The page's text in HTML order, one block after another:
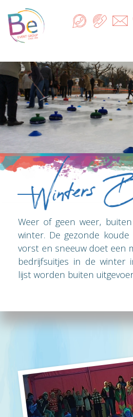
Winters
Weer of geen weer,
winter. De gezonde koude
vorst en sneeuw doet een
bedrijfsuitjes in de winter
lijst worden buiten